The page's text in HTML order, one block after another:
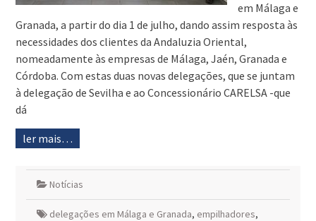
em Málaga e
Granada, a partir do dia 1 de julho, dando assim resposta às
necessidades dos clientes da Andaluzia Oriental,
nomeadamente às empresas de Málaga, Jaén, Granada e
Córdoba. Com estas duas novas delegações, que se juntam
à delegação de Sevilha e ao Concessionário CARELSA -que
dá
ler mais…
Notícias
delegações em Málaga e Granada, empilhadores,